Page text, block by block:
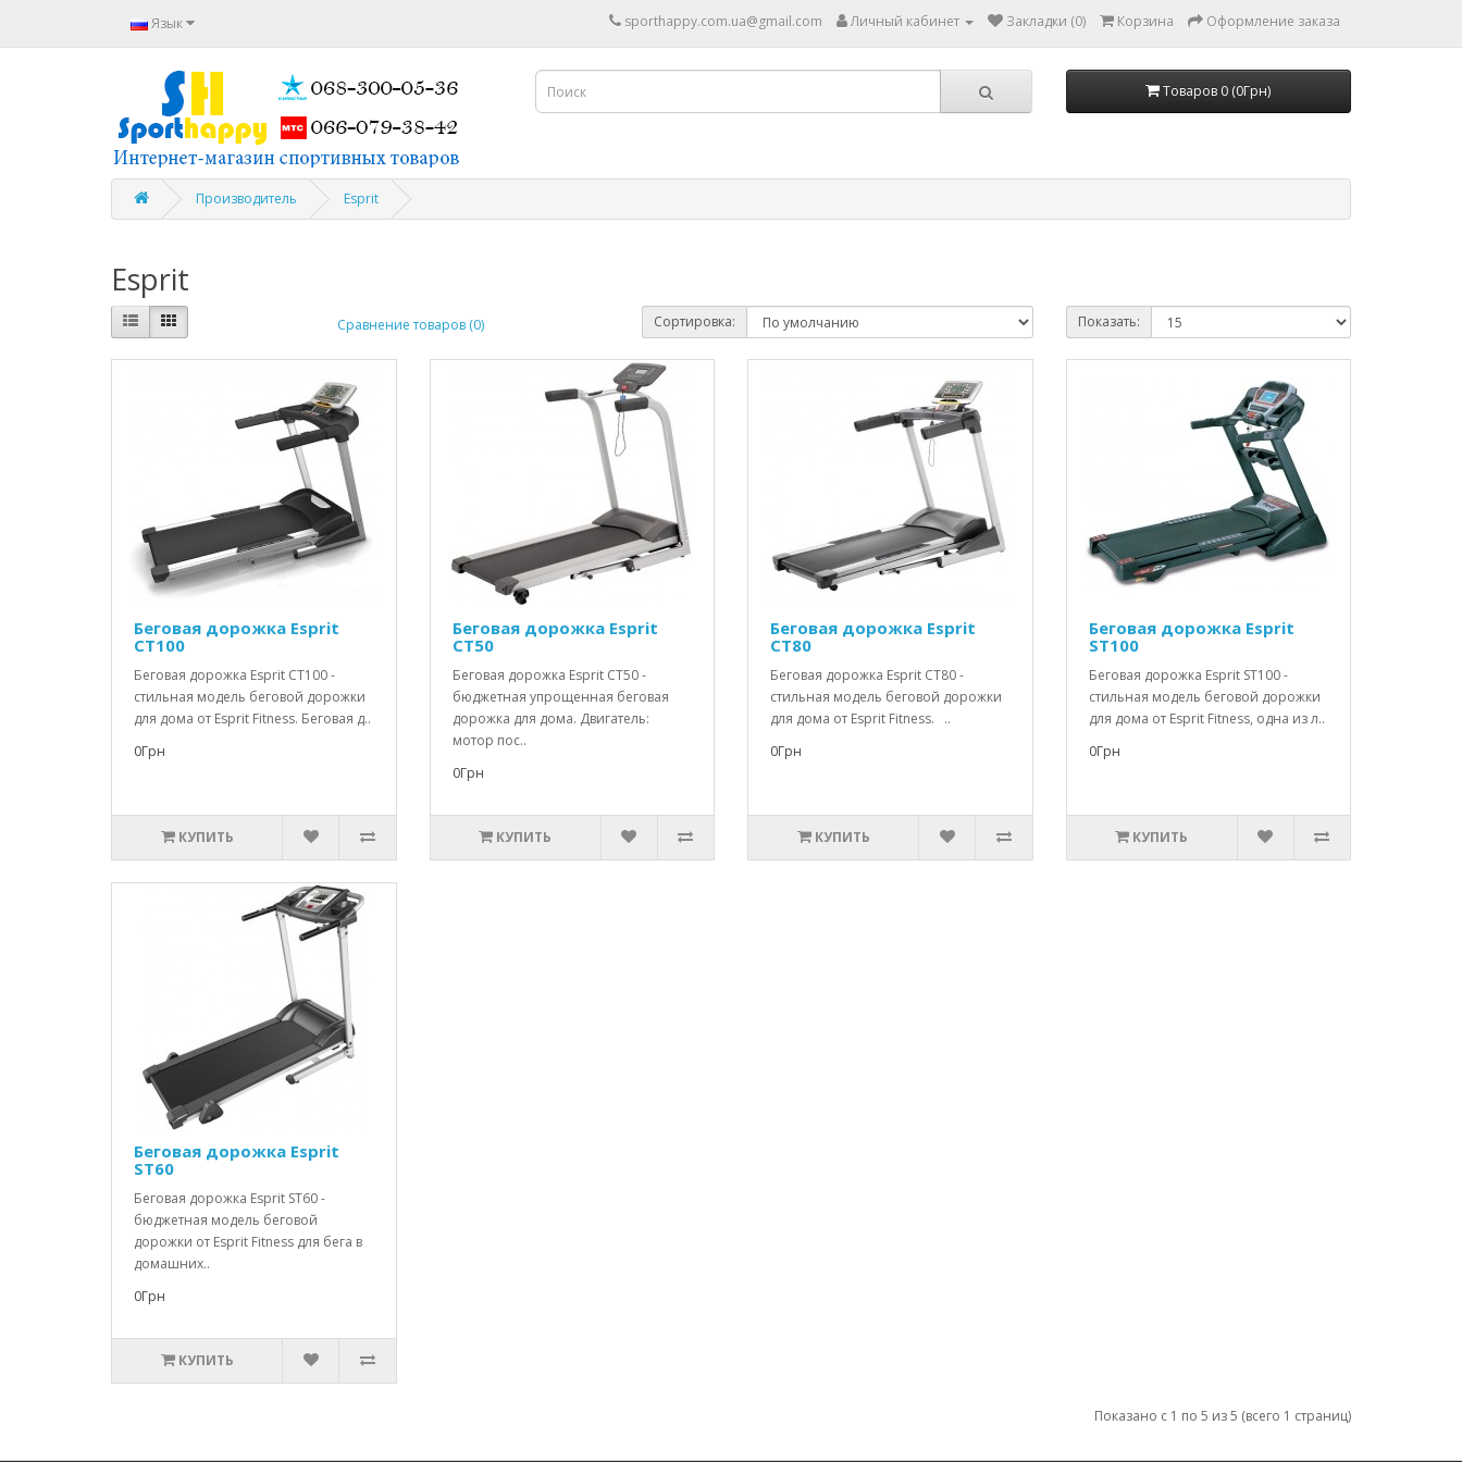
Язык sporthappy.com.ua@gmail.com Личный кабинет Закладки (0) Корзина Оформление заказа
Товаров 0 (0Грн)
Производитель Esprit
Esprit
Сравнение товаров (0) Сортировка: Показать:
Беговая дорожка Esprit
CT100
Беговая дорожка Esprit CT100 -
стильная модель беговой дорожки
для дома от Esprit Fitness. Беговая д..
0Грн
КУПИТЬ
Беговая дорожка Esprit
CT50
Беговая дорожка Esprit СT50 -
бюджетная упрощенная беговая
дорожка для дома. Двигатель:
мотор пос..
0Грн
КУПИТЬ
Беговая дорожка Esprit
CT80
Беговая дорожка Esprit CT80 -
стильная модель беговой дорожки
для дома от Esprit Fitness. ..
0Грн
КУПИТЬ
Беговая дорожка Esprit
ST100
Беговая дорожка Esprit ST100 -
стильная модель беговой дорожки
для дома от Esprit Fitness, одна из л..
0Грн
КУПИТЬ
Беговая дорожка Esprit
ST60
Беговая дорожка Esprit ST60 -
бюджетная модель беговой
дорожки от Esprit Fitness для бега в
домашних..
0Грн
КУПИТЬ
Показано с 1 по 5 из 5 (всего 1 страниц)